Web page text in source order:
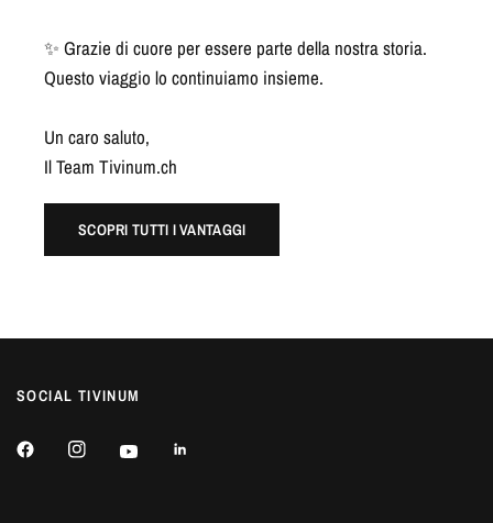
✨ Grazie di cuore per essere parte della nostra storia.
Questo viaggio lo continuiamo insieme.
Un caro saluto,
Il Team Tivinum.ch
SCOPRI TUTTI I VANTAGGI
SOCIAL TIVINUM